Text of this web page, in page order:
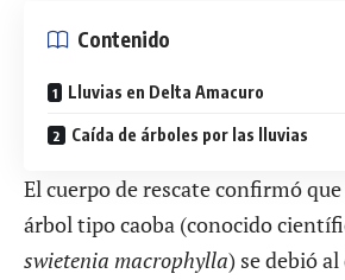
Contenido
Lluvias en Delta Amacuro
Caída de árboles por las lluvias
El cuerpo de rescate confirmó
árbol tipo caoba (conocido
swietenia macrophylla) se debió